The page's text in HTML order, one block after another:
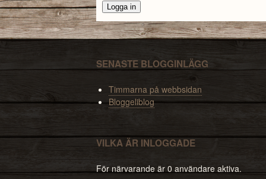
SENASTE BLOGGINLÄGG
Timmarna på webbsidan
Bloggeliblog
VILKA ÄR INLOGGADE
För närvarande är 0 användare aktiva.